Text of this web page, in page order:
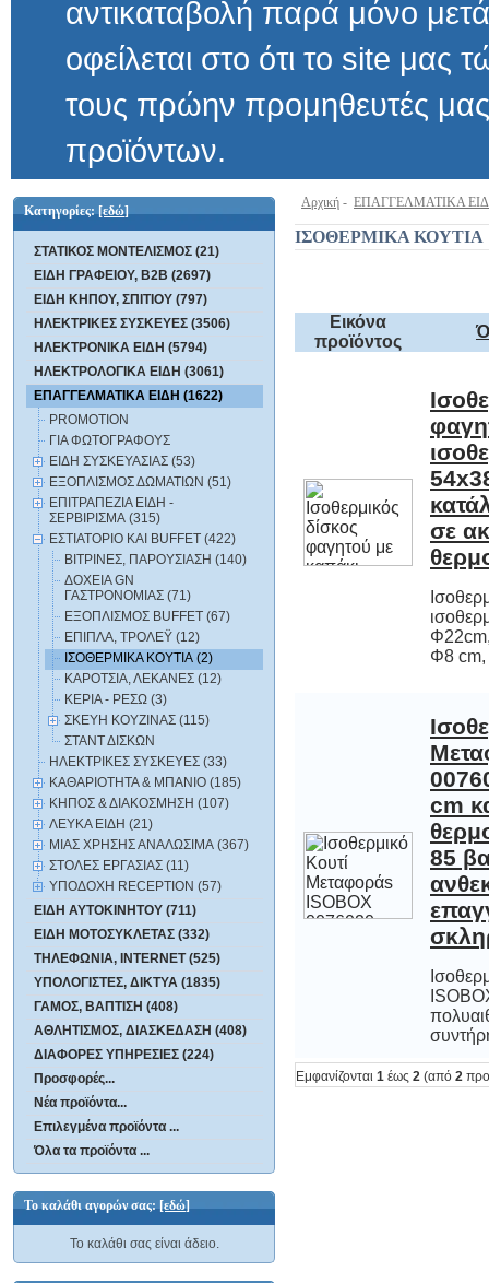
προϊόντων.
Κατηγορίες:[εδώ]
ΣΤΑΤΙΚΟΣ ΜΟΝΤΕΛΙΣΜΟΣ (21)
ΕΙΔΗ ΓΡΑΦΕΙΟΥ, B2B (2697)
ΕΙΔΗ ΚΗΠΟΥ, ΣΠΙΤΙΟΥ (797)
ΗΛΕΚΤΡΙΚΕΣ ΣΥΣΚΕΥΕΣ (3506)
ΗΛΕΚΤΡΟΝΙΚΑ ΕΙΔΗ (5794)
ΗΛΕΚΤΡΟΛΟΓΙΚΑ ΕΙΔΗ (3061)
ΕΠΑΓΓΕΛΜΑΤΙΚΑ ΕΙΔΗ (1622)
PROMOTION
ΓΙΑ ΦΩΤΟΓΡΑΦΟΥΣ
ΕΙΔΗ ΣΥΣΚΕΥΑΣΙΑΣ (53)
ΕΞΟΠΛΙΣΜΟΣ ΔΩΜΑΤΙΩΝ (51)
ΕΠΙΤΡΑΠΕΖΙΑ ΕΙΔΗ -
ΣΕΡΒΙΡΙΣΜΑ (315)
ΕΣΤΙΑΤΟΡΙΟ ΚΑΙ BUFFET (422)
ΒΙΤΡΙΝΕΣ, ΠΑΡΟΥΣΙΑΣΗ (140)
ΔΟΧΕΙΑ GN
ΓΑΣΤΡΟΝΟΜΙΑΣ (71)
ΕΞΟΠΛΙΣΜΟΣ BUFFET (67)
ΕΠΙΠΛΑ, ΤΡΟΛΕΫ (12)
ΙΣΟΘΕΡΜΙΚΑ ΚΟΥΤΙΑ (2)
ΚΑΡΟΤΣΙΑ, ΛΕΚΑΝΕΣ (12)
ΚΕΡΙΑ - ΡΕΣΩ (3)
ΣΚΕΥΗ ΚΟΥΖΙΝΑΣ (115)
ΣΤΑΝΤ ΔΙΣΚΩΝ
ΗΛΕΚΤΡΙΚΕΣ ΣΥΣΚΕΥΕΣ (33)
ΚΑΘΑΡΙΟΤΗΤΑ & ΜΠΑΝΙΟ (185)
ΚΗΠΟΣ & ΔΙΑΚΟΣΜΗΣΗ (107)
ΛΕΥΚΑ ΕΙΔΗ (21)
ΜΙΑΣ ΧΡΗΣΗΣ ΑΝΑΛΩΣΙΜΑ (367)
ΣΤΟΛΕΣ ΕΡΓΑΣΙΑΣ (11)
ΥΠΟΔΟΧΗ RECEPTION (57)
ΕΙΔΗ ΑΥΤΟΚΙΝΗΤΟΥ (711)
ΕΙΔΗ ΜΟΤΟΣΥΚΛΕΤΑΣ (332)
ΤΗΛΕΦΩΝΙΑ, INTERNET (525)
ΥΠΟΛΟΓΙΣΤΕΣ, ΔΙΚΤΥΑ (1835)
ΓΑΜΟΣ, ΒΑΠΤΙΣΗ (408)
ΑΘΛΗΤΙΣΜΟΣ, ΔΙΑΣΚΕΔΑΣΗ (408)
ΔΙΑΦΟΡΕΣ ΥΠΗΡΕΣΙΕΣ (224)
Προσφορές...
Νέα προϊόντα...
Επιλεγμένα προϊόντα ...
Όλα τα προϊόντα ...
Το καλάθι αγορών σας:[εδώ]
Το καλάθι σας είναι άδειο.
Αρχική - ΕΠΑΓΓΕΛΜΑΤΙΚΑ
ΙΣΟΘΕΡΜΙΚΑ ΚΟΥΤΙΑ
Εικόνα
προϊόντος
σε
Φ8 cm,
cm
85
Εμφανίζονται 1 έως 2 (από 2